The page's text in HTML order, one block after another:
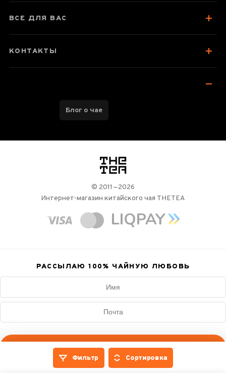
Фильтр Сортировка
ВСЕ ДЛЯ ВАС
КОНТАКТЫ
Блог о чае
логотип
© 2011—2026
Интернет-магазин китайского чая THETEA
РАССЫЛАЮ 100% ЧАЙНУЮ ЛЮБОВЬ
Подписаться